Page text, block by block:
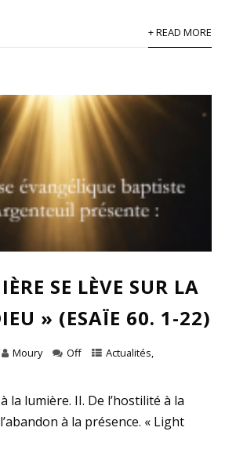
+ READ MORE
SE LÈVE SUR LA
» (ESAÏE 60. 1-22)
Moury Off Actualités,
la lumière. II. De l’hostilité à la
à la présence. « Light